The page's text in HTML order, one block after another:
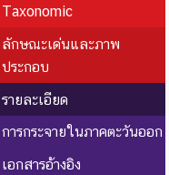
Taxonomic
ลักษณะเด่นและภาพ
ประกอบ
รายละเอียด
การกระจายในภาคตะวันออก
เอกสารอ้างอิง